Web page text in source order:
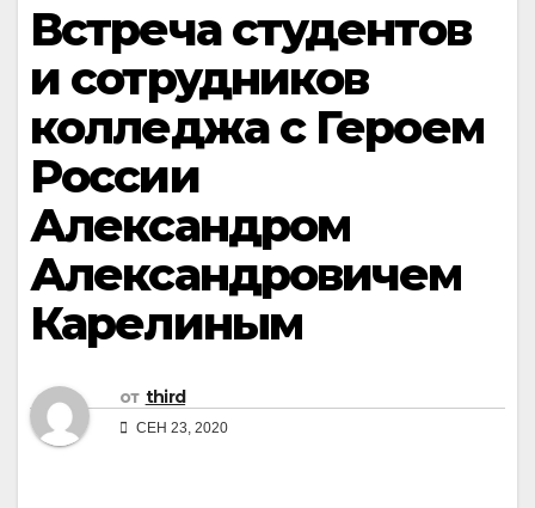
Встреча студентов
и сотрудников
колледжа с Героем
России
Александром
Александровичем
Карелиным
от third
СЕН 23, 2020